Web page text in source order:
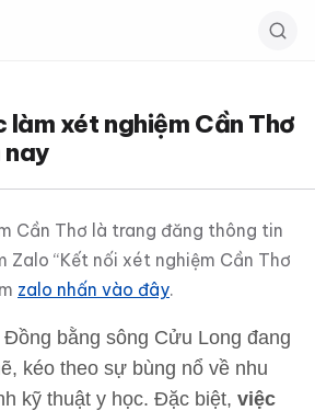
làm xét nghiệm Cần Thơ
nay
Cần Thơ là trang đăng thông tin
Zalo “Kết nối xét nghiệm Cần Thơ
zalo nhấn vào đây.
bằng sông Cửu Long đang
kéo theo sự bùng nổ về nhu
kỹ thuật y học. Đặc biệt, việc